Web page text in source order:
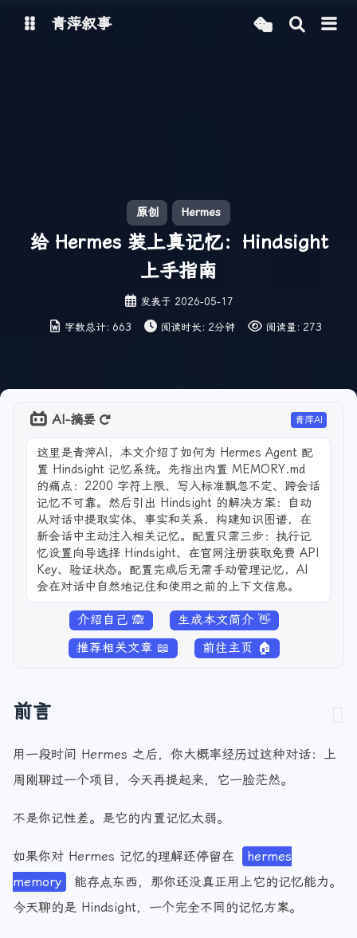
青萍叙事
原创 Hermes
给 Hermes 装上真记忆：Hindsight
上手指南
发表于 2026-05-17
字数总计: 663 阅读时长: 2分钟 阅读量: 273
AI-摘要 青萍AI
这里是青萍AI，本文介绍了如何为 Hermes Agent 配
置 Hindsight 记忆系统。先指出内置 MEMORY.md
的痛点：2200 字符上限、写入标准飘忽不定、跨会话
记忆不可靠。然后引出 Hindsight 的解决方案：自动
从对话中提取实体、事实和关系，构建知识图谱，在
新会话中主动注入相关记忆。配置只需三步：执行记
忆设置向导选择 Hindsight、在官网注册获取免费 API
Key、验证状态。配置完成后无需手动管理记忆，AI
会在对话中自然地记住和使用之前的上下文信息。
介绍自己 🙈
生成本文简介 👋
推荐相关文章 📖
前往主页 🏠
前言
用一段时间 Hermes 之后，你大概率经历过这种对话：上
周刚聊过一个项目，今天再提起来，它一脸茫然。
不是你记性差。是它的内置记忆太弱。
如果你对 Hermes 记忆的理解还停留在
hermes
memory
能存点东西，那你还没真正用上它的记忆能力。
今天聊的是 Hindsight，一个完全不同的记忆方案。